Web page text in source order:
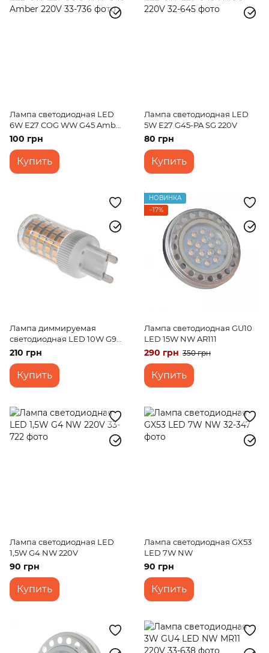
Лампа светодиодная LED
6W E27 COG WW G45 Amber
220V
100 грн
Купить
Лампа светодиодная LED
5W E27 G45-PA SG 220V
80 грн
Купить
Лампа диммируемая
светодиодная LED 10W G9
WW T20 Dim 220V
210 грн
Купить
НОВИНКА
−17%
Лампа светодиодная GU10
LED 15W NW AR111
290 грн 350 грн
Купить
Лампа светодиодная LED
1,5W G4 NW 220V
90 грн
Купить
Лампа светодиодная GX53
LED 7W NW
90 грн
Купить